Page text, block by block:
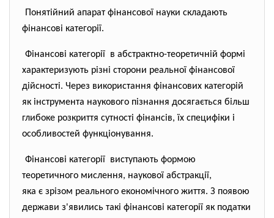
Понятійний апарат фінансової науки складають
фінансові категорії.
Фінансові категорії в абстрактно-теоретичній формі
характеризують різні сторони реальної фінансової
дійсності. Через використання фінансових категорій
як інструмента наукового пізнання досягається більш
глибоке розкриття сутності фінансів, їх специфіки і
особливостей функціонування.
Фінансові категорії виступають формою
теоретичного мислення, наукової абстракції,
яка є зрізом реального економічного життя. З появою
держави з'явились такі фінансові категорії як податки